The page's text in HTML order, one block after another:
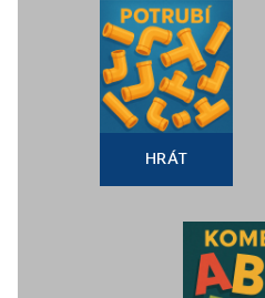
HRÁT